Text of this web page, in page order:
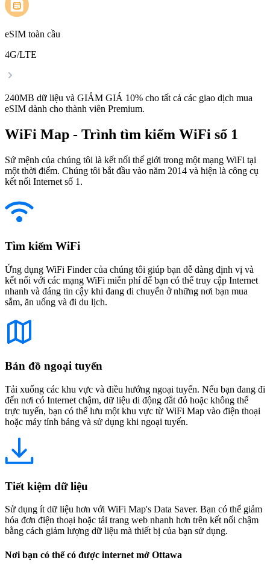
eSIM toàn cầu
4G/LTE
240MB dữ liệu và GIẢM GIÁ 10% cho tất cả các giao dịch mua
eSIM dành cho thành viên Premium.
WiFi Map - Trình tìm kiếm WiFi số 1
Sứ mệnh của chúng tôi là kết nối thế giới trong một mạng WiFi tại
một thời điểm. Chúng tôi bắt đầu vào năm 2014 và hiện là công cụ
kết nối Internet số 1.
Tìm kiếm WiFi
Ứng dụng WiFi Finder của chúng tôi giúp bạn dễ dàng định vị và
kết nối với các mạng WiFi miễn phí để bạn có thể truy cập Internet
nhanh và đáng tin cậy khi đang di chuyển ở những nơi bạn mua
sắm, ăn uống và đi du lịch.
Bản đồ ngoại tuyến
Tải xuống các khu vực và điều hướng ngoại tuyến. Nếu bạn đang đi
đến nơi có Internet chậm, dữ liệu di động đắt đỏ hoặc không thể
trực tuyến, bạn có thể lưu một khu vực từ WiFi Map vào điện thoại
hoặc máy tính bảng và sử dụng khi ngoại tuyến.
Tiết kiệm dữ liệu
Sử dụng ít dữ liệu hơn với WiFi Map's Data Saver. Bạn có thể giảm
hóa đơn điện thoại hoặc tải trang web nhanh hơn trên kết nối chậm
bằng cách giảm lượng dữ liệu mà thiết bị của bạn sử dụng.
Nơi bạn có thể có được internet mở Ottawa